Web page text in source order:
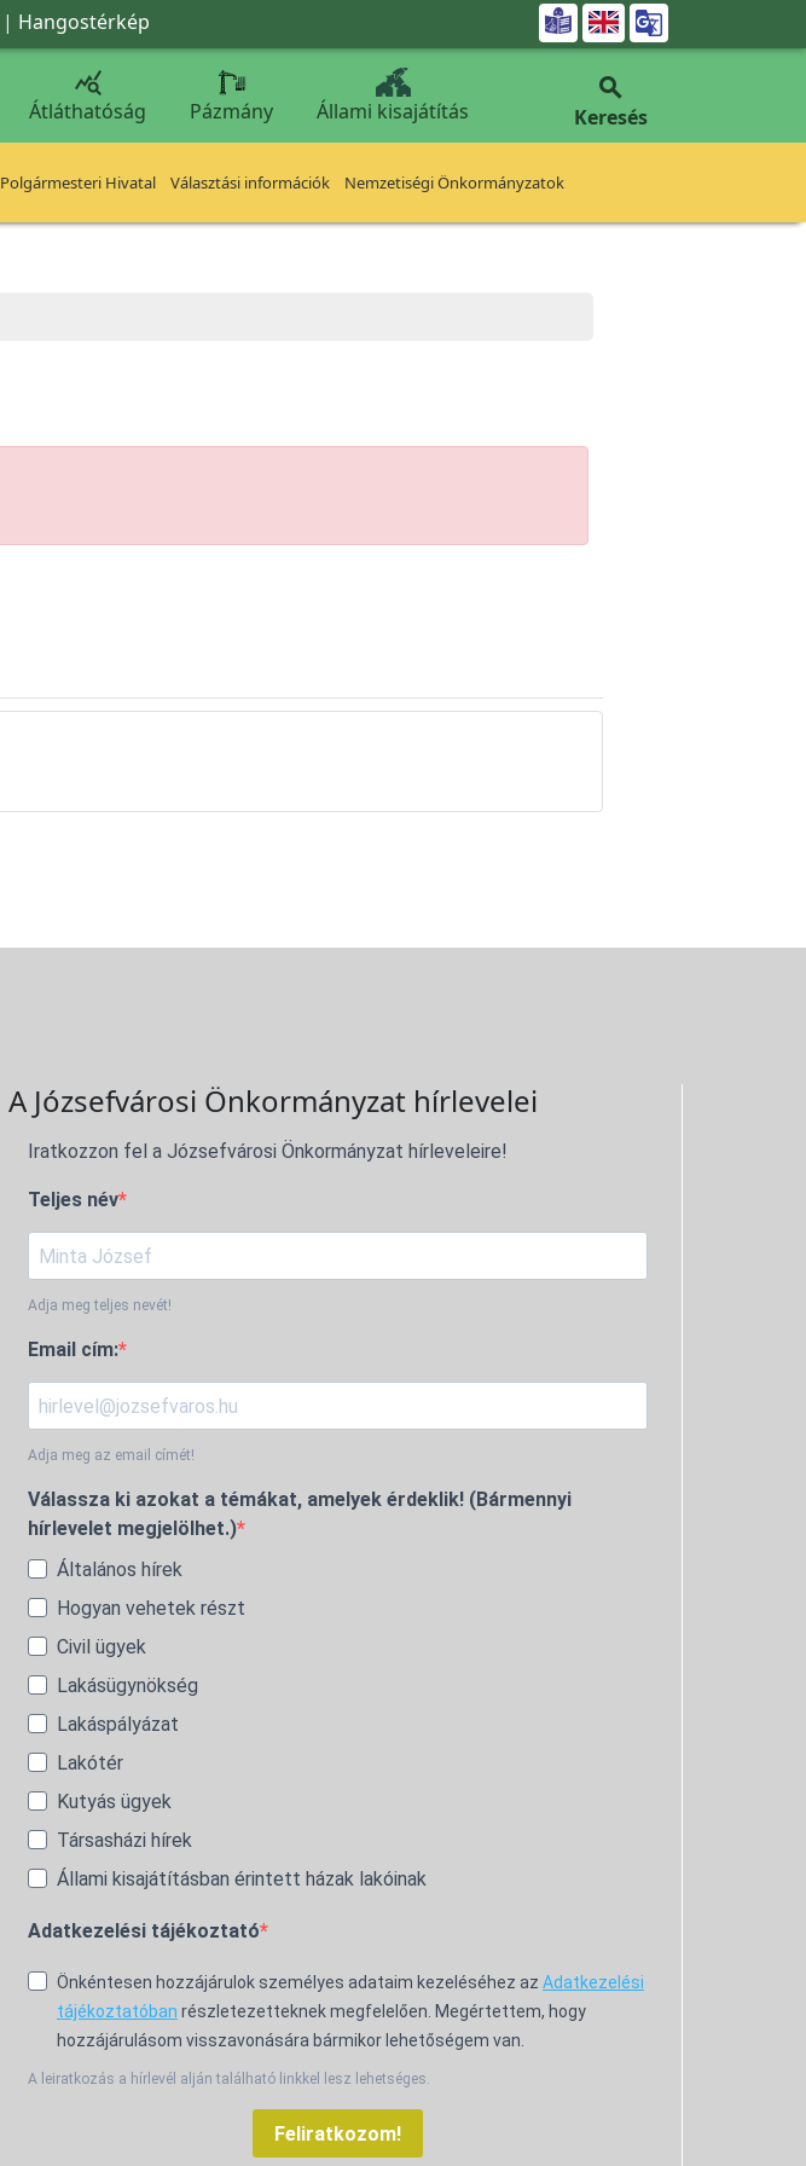
| Hangostérkép 

Átláthatóság Pázmány Állami kisajátítás

Keresés
Polgármesteri Hivatal Választási információk Nemzetiségi Önkormányzatok
A Józsefvárosi Önkormányzat hírlevelei
Iratkozzon fel a Józsefvárosi Önkormányzat hírleveleire!
Teljes név
Adja meg teljes nevét!
Email cím:
Adja meg az email címét!
Válassza ki azokat a témákat, amelyek érdeklik! (Bármennyi
hírlevelet megjelölhet.)
Általános hírek
Hogyan vehetek részt
Civil ügyek
Lakásügynökség
Lakáspályázat
Lakótér
Kutyás ügyek
Társasházi hírek
Állami kisajátításban érintett házak lakóinak
Adatkezelési tájékoztató
Önkéntesen hozzájárulok személyes adataim kezeléséhez az Adatkezelési
tájékoztatóban részletezetteknek megfelelően. Megértettem, hogy
hozzájárulásom visszavonására bármikor lehetőségem van.
A leiratkozás a hírlevél alján található linkkel lesz lehetséges.
Feliratkozom!